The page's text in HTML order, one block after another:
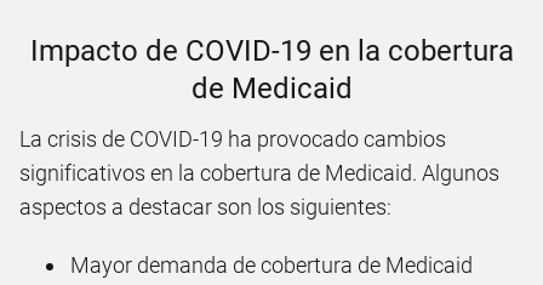
Impacto de COVID-19 en la cobertura
de Medicaid
La crisis de COVID-19 ha provocado cambios
significativos en la cobertura de Medicaid. Algunos
aspectos a destacar son los siguientes:
Mayor demanda de cobertura de Medicaid